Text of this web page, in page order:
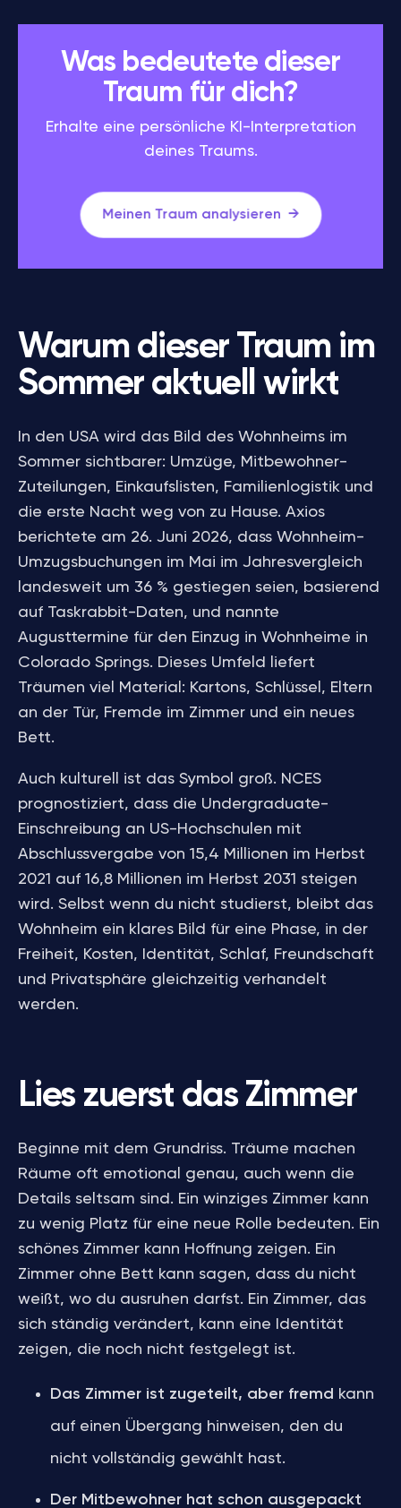
Was bedeutete dieser
Traum für dich?
Erhalte eine persönliche KI-Interpretation
deines Traums.
Meinen Traum analysieren
Warum dieser Traum im
Sommer aktuell wirkt
In den USA wird das Bild des Wohnheims im
Sommer sichtbarer: Umzüge, Mitbewohner-
Zuteilungen, Einkaufslisten, Familienlogistik und
die erste Nacht weg von zu Hause. Axios
berichtete am 26. Juni 2026, dass Wohnheim-
Umzugsbuchungen im Mai im Jahresvergleich
landesweit um 36 % gestiegen seien, basierend
auf Taskrabbit-Daten, und nannte
Augusttermine für den Einzug in Wohnheime in
Colorado Springs. Dieses Umfeld liefert
Träumen viel Material: Kartons, Schlüssel, Eltern
an der Tür, Fremde im Zimmer und ein neues
Bett.
Auch kulturell ist das Symbol groß. NCES
prognostiziert, dass die Undergraduate-
Einschreibung an US-Hochschulen mit
Abschlussvergabe von 15,4 Millionen im Herbst
2021 auf 16,8 Millionen im Herbst 2031 steigen
wird. Selbst wenn du nicht studierst, bleibt das
Wohnheim ein klares Bild für eine Phase, in der
Freiheit, Kosten, Identität, Schlaf, Freundschaft
und Privatsphäre gleichzeitig verhandelt
werden.
Lies zuerst das Zimmer
Beginne mit dem Grundriss. Träume machen
Räume oft emotional genau, auch wenn die
Details seltsam sind. Ein winziges Zimmer kann
zu wenig Platz für eine neue Rolle bedeuten. Ein
schönes Zimmer kann Hoffnung zeigen. Ein
Zimmer ohne Bett kann sagen, dass du nicht
weißt, wo du ausruhen darfst. Ein Zimmer, das
sich ständig verändert, kann eine Identität
zeigen, die noch nicht festgelegt ist.
Das Zimmer ist zugeteilt, aber fremd kann
auf einen Übergang hinweisen, den du
nicht vollständig gewählt hast.
Der Mitbewohner hat schon ausgepackt